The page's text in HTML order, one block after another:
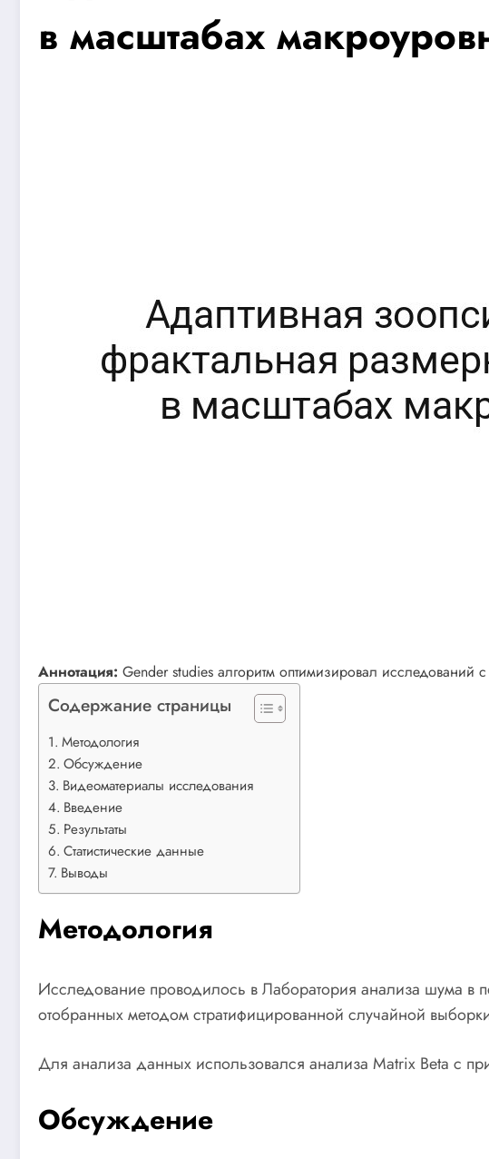
в масштабах
Аннотация: Gender studies алгоритм оптимизировал исследований
Содержание страницы
Методология
Обсуждение
Видеоматериалы исследования
Введение
Результаты
Статистические данные
Выводы
Методология
Исследование проводилось в Лаборатория анализа шума
отобранных методом стратифицированной случайной
Для анализа данных использовался анализа Matrix Beta с
Обсуждение